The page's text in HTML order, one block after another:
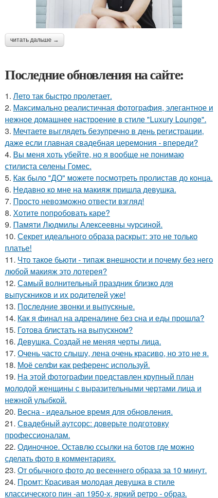
читать дальше →
Последние обновления на сайте:
1. Лето так быстро пролетает.
2. Максимально реалистичная фотография, элегантное и
нежное домашнее настроение в стиле "Luxury Lounge".
3. Мечтаете выглядеть безупречно в день регистрации,
даже если главная свадебная церемония - впереди?
4. Вы меня хоть убейте, но я вообще не понимаю
стилиста селены Гомес.
5. Как было "ДО" можете посмотреть пролистав до конца.
6. Недавно ко мне на макияж пришла девушка.
7. Просто невозможно отвести взгляд!
8. Хотите попробовать каре?
9. Памяти Людмилы Алексеевны чурсиной.
10. Секрет идеального образа раскрыт: это не только
платье!
11. Что такое бьюти - типаж внешности и почему без него
любой макияж это лотерея?
12. Самый волнительный праздник близко для
выпускников и их родителей уже!
13. Последние звонки и выпускные.
14. Как я финал на адреналине без сна и еды прошла?
15. Готова блистать на выпускном?
16. Девушка. Создай не меняя черты лица.
17. Очень часто слышу, лена очень красиво, но это не я.
18. Моё селфи как референс используй.
19. На этой фотографии представлен крупный план
молодой женщины с выразительными чертами лица и
нежной улыбкой.
20. Весна - идеальное время для обновления.
21. Свадебный аутсорс: доверьте подготовку
профессионалам.
22. Одиночное. Оставлю ссылки на ботов где можно
сделать фото в комментариях.
23. От обычного фото до весеннего образа за 10 минут.
24. Промт: Красивая молодая девушка в стиле
классического пин -ап 1950-х, яркий ретро - образ.